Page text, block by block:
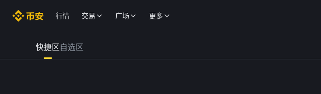
行情 交易 广场 更多
快捷区自选区